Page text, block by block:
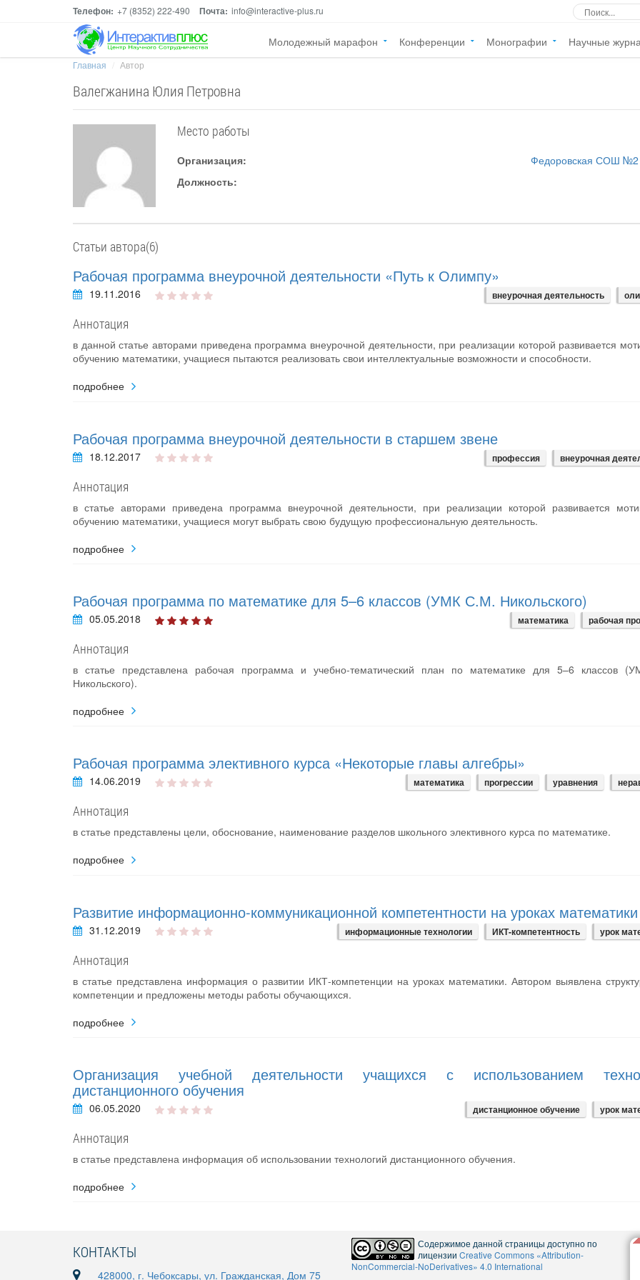
Телефон: +7 (8352) 222-490 Почта: info@interactive-plus.ru
Молодежный марафон Конференции Монографии Научные
Главная Автор
Валегжанина Юлия Петровна
Место работы
Организация:
Федоровская СОШ
Должность:
Статьи автора(6)
Рабочая программа внеурочной деятельности «Путь к Олимпу»
19.11.2016 внеурочная деятельность
Аннотация
в данной статье авторами приведена программа внеурочной деятельности, при реализации которой развивается
обучению математики, учащиеся пытаются реализовать свои интеллектуальные возможности и способности.
подробнее
Рабочая программа внеурочной деятельности в старшем звене
18.12.2017 профессия внеурочная
Аннотация
в статье авторами приведена программа внеурочной деятельности, при реализации которой развивается
обучению математики, учащиеся могут выбрать свою будущую профессиональную деятельность.
подробнее
Рабочая программа по математике для 5–6 классов (УМК С.М. Никольского)
05.05.2018 математика рабочая
Аннотация
в статье представлена рабочая программа и учебно-тематический план по математике для 5–6 классов
Никольского).
подробнее
Рабочая программа элективного курса «Некоторые главы алгебры»
14.06.2019 математика прогрессии уравнения
Аннотация
в статье представлены цели, обоснование, наименование разделов школьного элективного курса по математике.
подробнее
Развитие информационно-коммуникационной компетентности на уроках математики
31.12.2019 информационные технологии ИКТ-компетентность урок
Аннотация
в статье представлена информация о развитии ИКТ-компетенции на уроках математики. Автором выявлена
компетенции и предложены методы работы обучающихся.
подробнее
Организация учебной деятельности учащихся с использованием
дистанционного обучения
06.05.2020 дистанционное обучение урок
Аннотация
в статье представлена информация об использовании технологий дистанционного обучения.
подробнее
КОНТАКТЫ
428000, г. Чебоксары, ул. Гражданская, Дом 75
Содержимое данной страницы доступно по
лицензии Creative Commons «Attribution-
NonCommercial-NoDerivatives» 4.0 International